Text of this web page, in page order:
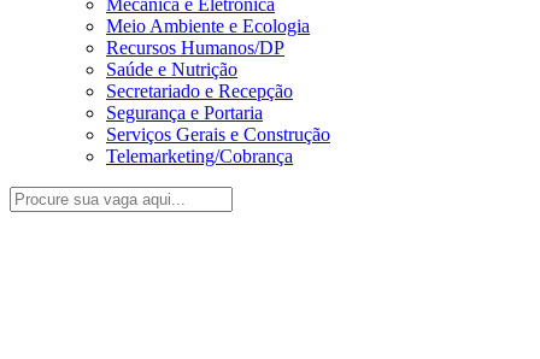
Mecânica e Eletrônica
Meio Ambiente e Ecologia
Recursos Humanos/DP
Saúde e Nutrição
Secretariado e Recepção
Segurança e Portaria
Serviços Gerais e Construção
Telemarketing/Cobrança